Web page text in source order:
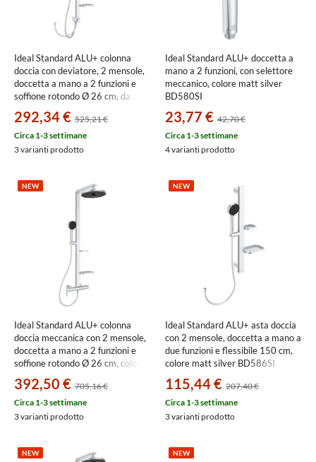
Ideal Standard ALU+ colonna
doccia con deviatore, 2 mensole,
doccetta a mano a 2 funzioni e
soffione rotondo Ø 26 cm, da
incasso o esterno, colore matt
silver BD585SI
292,34 € 525,21 €
Circa 1-3 settimane
3 varianti prodotto
Ideal Standard ALU+ doccetta a
mano a 2 funzioni, con selettore
meccanico, colore matt silver
BD580SI
23,77 € 42,70 €
Circa 1-3 settimane
4 varianti prodotto
NEW
Ideal Standard ALU+ colonna
doccia meccanica con 2 mensole,
doccetta a mano a 2 funzioni e
soffione rotondo Ø 26 cm, colore
392,50 € 705,16 €
Circa 1-3 settimane
3 varianti prodotto
NEW
Ideal Standard ALU+ asta doccia
con 2 mensole, doccetta a mano a
due funzioni e flessibile 150 cm,
colore matt silver BD586SI
115,44 € 207,40 €
Circa 1-3 settimane
3 varianti prodotto
NEW NEW